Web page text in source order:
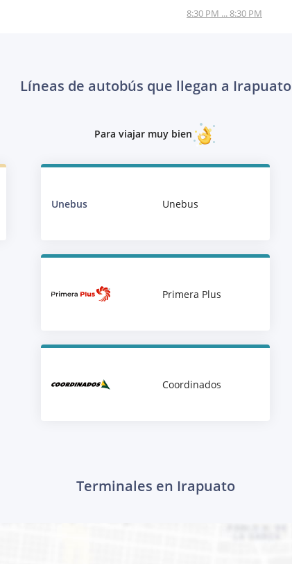
8:30 PM ... 8:30 PM
Líneas de autobús que llegan a Irapuato
Para viajar muy bien
Unebus Unebus
Primera Plus
Coordinados
Terminales en Irapuato